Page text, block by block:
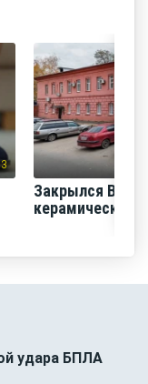
Закрылся
керамический
удара БПЛА